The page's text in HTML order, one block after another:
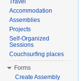
Travel
Accommodation
Assemblies
Projects
Self-Organized
Sessions
Couchsurfing places
Forms
Create Assembly